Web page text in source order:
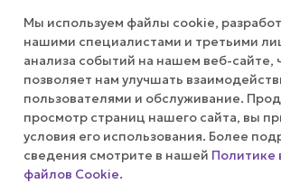
КОМПАНИЯ
ПУБЛИЧНАЯ ОФЕРТА
КАК СДЕЛАТЬ ЗАКАЗ?
Мы используем файлы cookie,
нашими специалистами и третьими
анализа событий на нашем веб-сайте,
позволяет нам улучшать
пользователями и обслуживание.
просмотр страниц нашего сайта, вы
условия его использования. Более
сведения смотрите в нашей Политике
файлов Cookie.